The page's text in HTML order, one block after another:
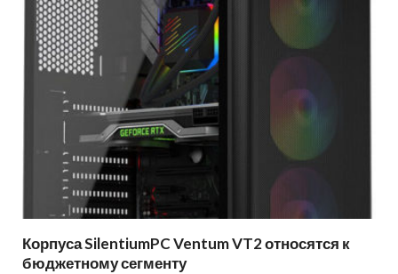
Корпуса SilentiumPC Ventum VT2 относятся к
бюджетному сегменту